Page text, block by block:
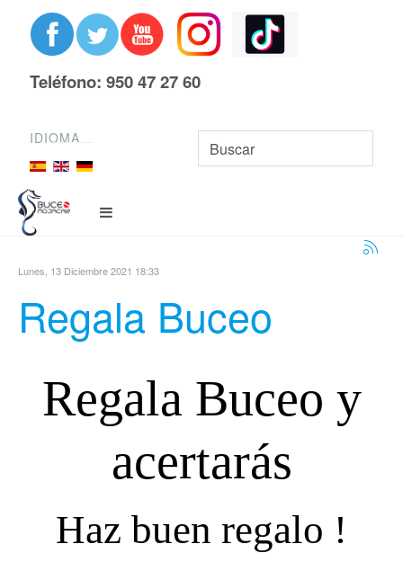
Teléfono: 950 47 27 60
IDIOMA
Lunes, 13 Diciembre 2021 18:33
Regala Buceo
Regala Buceo y
acertarás
Haz buen regalo !